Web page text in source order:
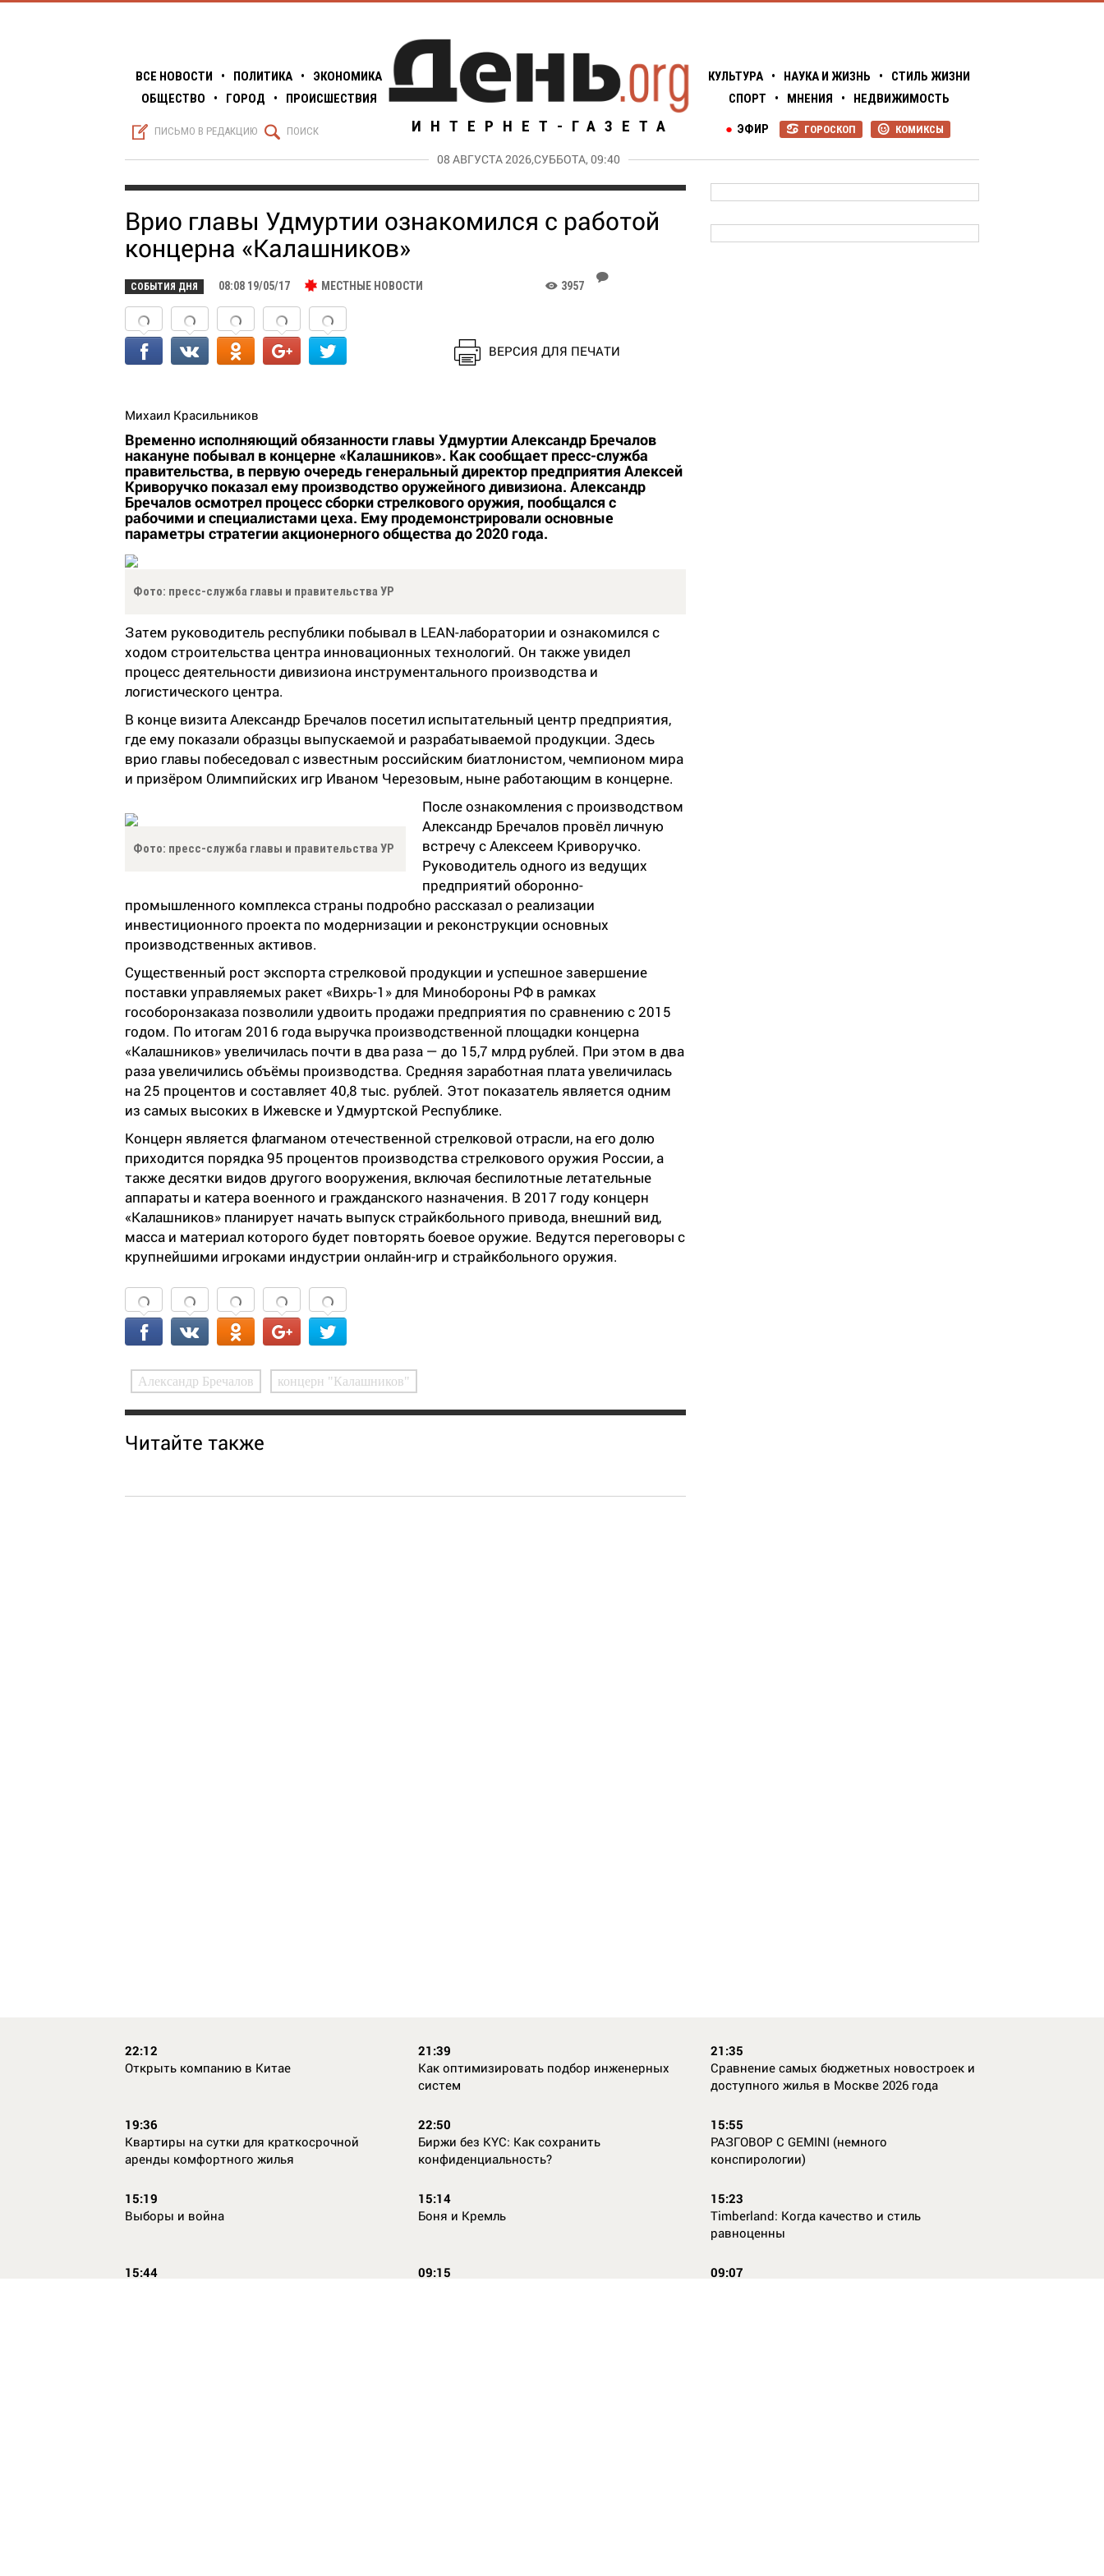
ВСЕ НОВОСТИ • ПОЛИТИКА •
ЭКОНОМИКА
ОБЩЕСТВО
• ГОРОД • ПРОИСШЕСТВИЯ
S ПИСЬМО В РЕДАКЦИЮ Q ПОИСК ИНТЕРНЕТ-ГАЗЕТА
КУЛЬТУРА • НАУКА И ЖИЗНЬ •
СТИЛЬ ЖИЗНИ
СПОРТ
• МНЕНИЯ • НЕДВИЖИМОСТЬ
P КОМИКСЫ
R ГОРОСКОП
● ЭФИР
08 АВГУСТА 2026,СУББОТА, 09:40
Врио главы Удмуртии ознакомился с работой
концерна «Калашников»
СОБЫТИЯ ДНЯ 08:08 19/05/17 МЕСТНЫЕ НОВОСТИ K 3957
J
ВЕРСИЯ ДЛЯ ПЕЧАТИ
Михаил Красильников
Временно исполняющий обязанности главы Удмуртии Александр Бречалов
накануне побывал в концерне «Калашников». Как сообщает пресс-служба
правительства, в первую очередь генеральный директор предприятия Алексей
Криворучко показал ему производство оружейного дивизиона. Александр
Бречалов осмотрел процесс сборки стрелкового оружия, пообщался с
рабочими и специалистами цеха. Ему продемонстрировали основные
параметры стратегии акционерного общества до 2020 года.
Фото: пресс-служба главы и правительства УР
Затем руководитель республики побывал в LEAN-лаборатории и ознакомился с
ходом строительства центра инновационных технологий. Он также увидел
процесс деятельности дивизиона инструментального производства и
логистического центра.
В конце визита Александр Бречалов посетил испытательный центр предприятия,
где ему показали образцы выпускаемой и разрабатываемой продукции. Здесь
врио главы побеседовал с известным российским биатлонистом, чемпионом мира
и призёром Олимпийских игр Иваном Черезовым, ныне работающим в концерне.
Фото: пресс-служба главы и правительства УР
После ознакомления с производством
Александр Бречалов провёл личную
встречу с Алексеем Криворучко.
Руководитель одного из ведущих
предприятий оборонно-
промышленного комплекса страны подробно рассказал о реализации
инвестиционного проекта по модернизации и реконструкции основных
производственных активов.
Существенный рост экспорта стрелковой продукции и успешное завершение
поставки управляемых ракет «Вихрь-1» для Минобороны РФ в рамках
гособоронзаказа позволили удвоить продажи предприятия по сравнению с 2015
годом. По итогам 2016 года выручка производственной площадки концерна
«Калашников» увеличилась почти в два раза — до 15,7 млрд рублей. При этом в два
раза увеличились объёмы производства. Средняя заработная плата увеличилась
на 25 процентов и составляет 40,8 тыс. рублей. Этот показатель является одним
из самых высоких в Ижевске и Удмуртской Республике.
Концерн является флагманом отечественной стрелковой отрасли, на его долю
приходится порядка 95 процентов производства стрелкового оружия России, а
также десятки видов другого вооружения, включая беспилотные летательные
аппараты и катера военного и гражданского назначения. В 2017 году концерн
«Калашников» планирует начать выпуск страйкбольного привода, внешний вид,
масса и материал которого будет повторять боевое оружие. Ведутся переговоры с
крупнейшими игроками индустрии онлайн-игр и страйкбольного оружия.
Александр Бречалов концерн "Калашников"
Читайте также
22:12
Открыть компанию в Китае
21:39
Как оптимизировать подбор инженерных
систем
21:35
Сравнение самых бюджетных новостроек и
доступного жилья в Москве 2026 года
19:36
Квартиры на сутки для краткосрочной
аренды комфортного жилья
22:50
Биржи без KYC: Как сохранить
конфиденциальность?
15:55
РАЗГОВОР С GEMINI (немного
конспирологии)
15:19
Выборы и война
15:14
Боня и Кремль
15:23
Timberland: Когда качество и стиль
равноценны
15:44
09:15
09:07